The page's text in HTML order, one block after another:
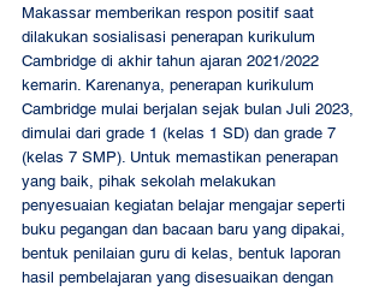
Makassar memberikan respon positif saat
dilakukan sosialisasi penerapan kurikulum
Cambridge di akhir tahun ajaran 2021/2022
kemarin. Karenanya, penerapan kurikulum
Cambridge mulai berjalan sejak bulan Juli 2023,
dimulai dari grade 1 (kelas 1 SD) dan grade 7
(kelas 7 SMP). Untuk memastikan penerapan
yang baik, pihak sekolah melakukan
penyesuaian kegiatan belajar mengajar seperti
buku pegangan dan bacaan baru yang dipakai,
bentuk penilaian guru di kelas, bentuk laporan
hasil pembelajaran yang disesuaikan dengan